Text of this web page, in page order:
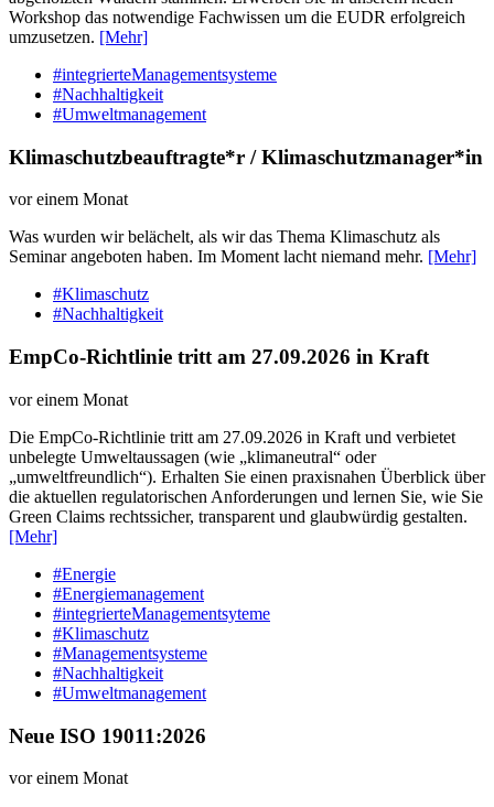
Workshop das notwendige Fachwissen um die EUDR erfolgreich
umzusetzen. [Mehr]
#integrierteManagementsysteme
#Nachhaltigkeit
#Umweltmanagement
Klimaschutzbeauftragte*r / Klimaschutzmanager*in
vor einem Monat
Was wurden wir belächelt, als wir das Thema Klimaschutz als
Seminar angeboten haben. Im Moment lacht niemand mehr. [Mehr]
#Klimaschutz
#Nachhaltigkeit
EmpCo-Richtlinie tritt am 27.09.2026 in Kraft
vor einem Monat
Die EmpCo-Richtlinie tritt am 27.09.2026 in Kraft und verbietet
unbelegte Umweltaussagen (wie „klimaneutral“ oder
„umweltfreundlich“). Erhalten Sie einen praxisnahen Überblick über
die aktuellen regulatorischen Anforderungen und lernen Sie, wie Sie
Green Claims rechtssicher, transparent und glaubwürdig gestalten.
[Mehr]
#Energie
#Energiemanagement
#integrierteManagementsyteme
#Klimaschutz
#Managementsysteme
#Nachhaltigkeit
#Umweltmanagement
Neue ISO 19011:2026
vor einem Monat